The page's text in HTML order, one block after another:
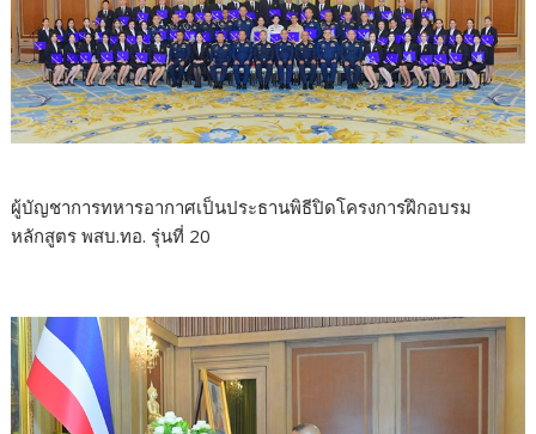
ผู้บัญชาการทหารอากาศเป็นประธานพิธีปิดโครงการฝึกอบรม
หลักสูตร พสบ.ทอ. รุ่นที่ 20